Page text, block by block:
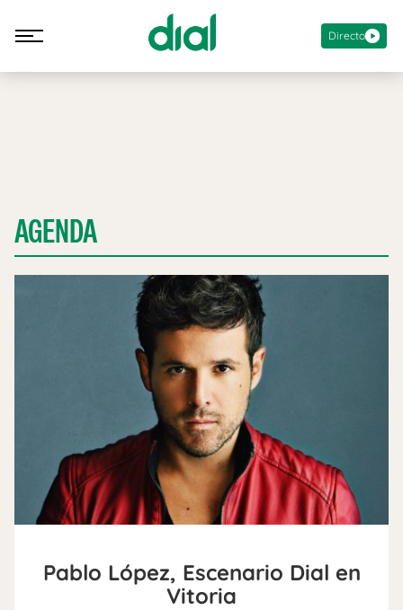
Directo
AGENDA
Pablo López, Escenario Dial en
Vitoria